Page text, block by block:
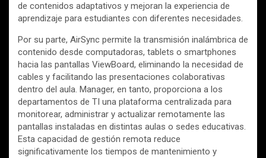
de contenidos adaptativos y mejoran la experiencia de
aprendizaje para estudiantes con diferentes necesidades.
Por su parte, AirSync permite la transmisión inalámbrica de
contenido desde computadoras, tablets o smartphones
hacia las pantallas ViewBoard, eliminando la necesidad de
cables y facilitando las presentaciones colaborativas
dentro del aula. Manager, en tanto, proporciona a los
departamentos de TI una plataforma centralizada para
monitorear, administrar y actualizar remotamente las
pantallas instaladas en distintas aulas o sedes educativas.
Esta capacidad de gestión remota reduce
significativamente los tiempos de mantenimiento y